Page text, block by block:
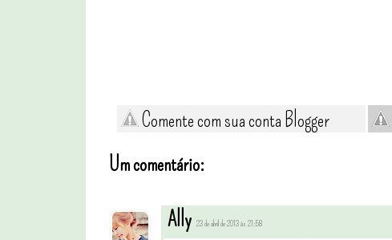
Comente com sua conta Blogger
Um comentário:
Ally 23 de abril de 2013 às 21:58